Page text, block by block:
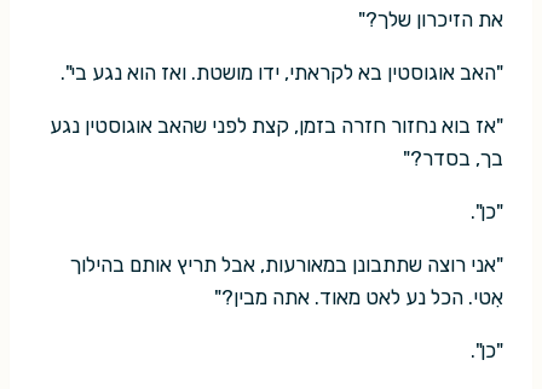
את הזיכרון שלך?"
"האב אוגוסטין בא לקראתי, ידו מושטת. ואז הוא נגע בי".
"אז בוא נחזור חזרה בזמן, קצת לפני שהאב אוגוסטין נגע
בך, בסדר?"
"כן".
"אני רוצה שתתבונן במאורעות, אבל תריץ אותם בהילוך
אִטי. הכל נע לאט מאוד. אתה מבין?"
"כן".